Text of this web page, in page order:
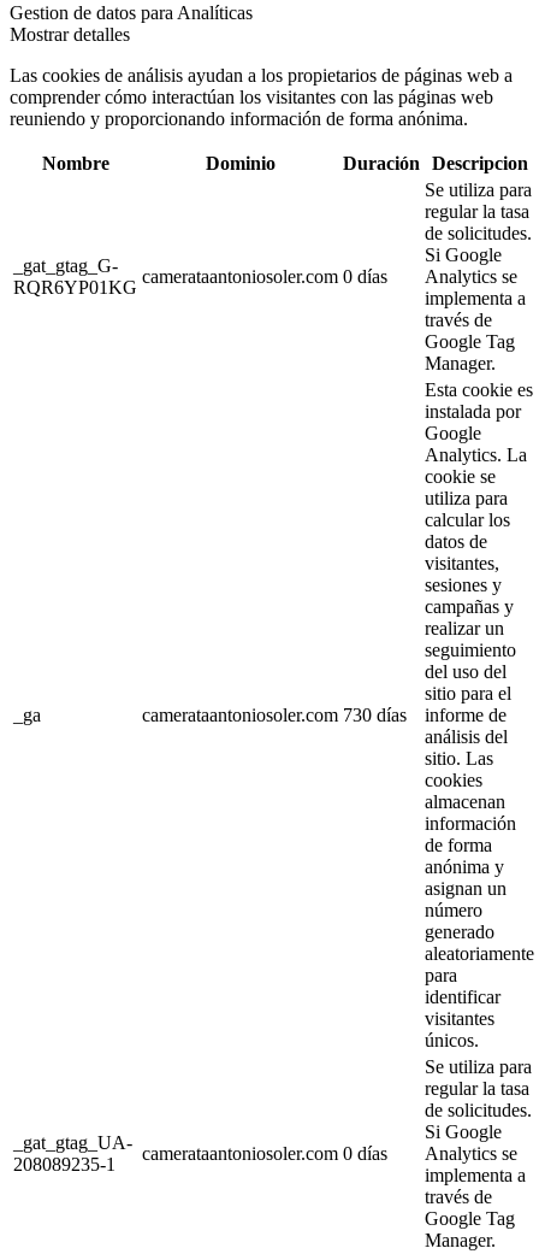
Gestion de datos para Analíticas
Mostrar detalles
Las cookies de análisis ayudan a los propietarios de páginas web a
comprender cómo interactúan los visitantes con las páginas web
reuniendo y proporcionando información de forma anónima.
Nombre Dominio Duración Descripcion
_gat_gtag_G-
RQR6YP01KG
camerataantoniosoler.com 0 días
Se utiliza para
regular la tasa
de solicitudes.
Si Google
Analytics se
implementa a
través de
Google Tag
Manager.
_ga camerataantoniosoler.com 730 días
Esta cookie es
instalada por
Google
Analytics. La
cookie se
utiliza para
calcular los
datos de
visitantes,
sesiones y
campañas y
realizar un
seguimiento
del uso del
sitio para el
informe de
análisis del
sitio. Las
cookies
almacenan
información
de forma
anónima y
asignan un
número
generado
aleatoriamente
para
identificar
visitantes
únicos.
_gat_gtag_UA-
208089235-1
camerataantoniosoler.com 0 días
Se utiliza para
regular la tasa
de solicitudes.
Si Google
Analytics se
implementa a
través de
Google Tag
Manager.